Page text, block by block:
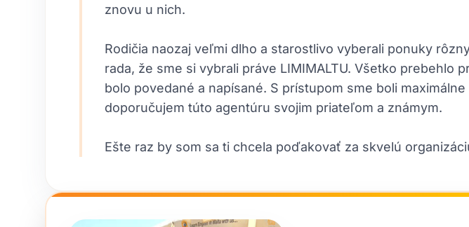
znovu u nich.
Rodičia naozaj veľmi dlho a starostlivo vyberali ponuky
rada, že sme si vybrali práve LIMIMALTU. Všetko prebehlo
bolo povedané a napísané. S prístupom sme boli
doporučujem túto agentúru svojim priateľom a známym.
Ešte raz by som sa ti chcela poďakovať za skvelú